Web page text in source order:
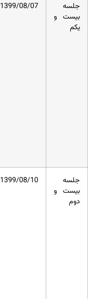
جلسه
بیست و
یکم
1399/08/07
جلسه
بیست و
دوم
1399/08/10